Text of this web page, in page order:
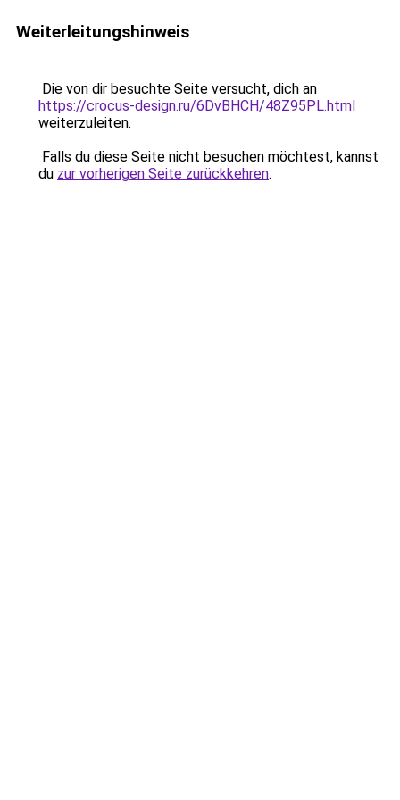
Weiterleitungshinweis
Die von dir besuchte Seite versucht, dich an
https://crocus-design.ru/6DvBHCH/48Z95PL.html
weiterzuleiten.
Falls du diese Seite nicht besuchen möchtest, kannst
du zur vorherigen Seite zurückkehren.